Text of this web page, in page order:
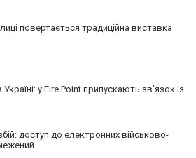
повертається традиційна виставка
у Fire Point припускають зв’язок із
доступ до електронних військово-